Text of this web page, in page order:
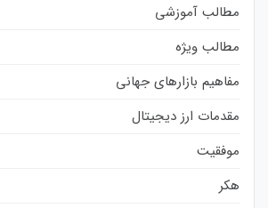
مطالب آموزشی
مطالب ویژه
مفاهیم بازارهای جهانی
مقدمات ارز دیجیتال
موفقیت
هکر